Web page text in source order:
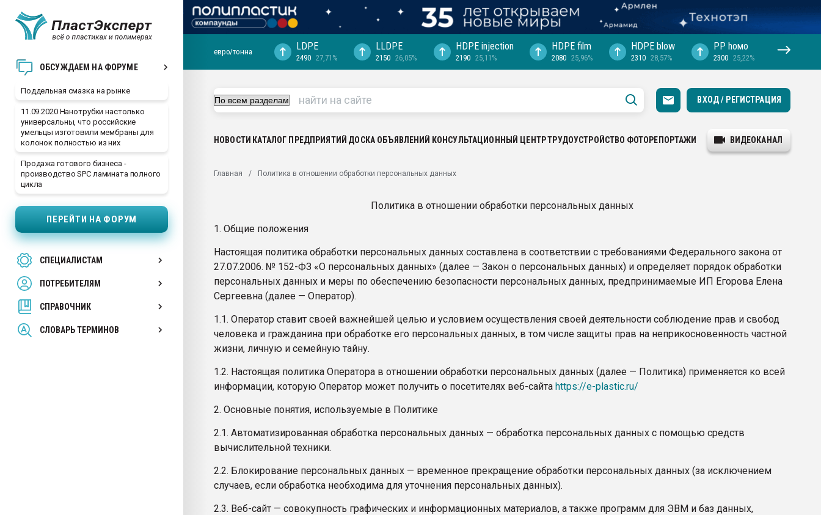
ОБСУЖДАЕМ НА ФОРУМЕ
Поддельная смазка на рынке
11.09.2020 Нанотрубки настолько
универсальны, что российские
умельцы изготовили мембраны для
колонок полностью из них
Продажа готового бизнеса -
производство SPC ламината полного
цикла
ПЕРЕЙТИ НА ФОРУМ
СПЕЦИАЛИСТАМ
ПОТРЕБИТЕЛЯМ
СПРАВОЧНИК
СЛОВАРЬ ТЕРМИНОВ
ближайшее подмосковье, с.-в.
Подмосковье, Москва
первый план в переработке
28.07.2026 "Технониколь" довольна
Материал поверхности пуансона для
Продам отходы Композиция
поликарбоната и АБС-пластика
Armaloy PC/ABS-1IM черный цвет
ПЕРЕЙТИ НА ФОРУМ
евро/тонна LDPE
2490 27,71%
LLDPE
2150 26,05%
HDPE injection
2190 25,11%
HDPE film
2080 25,96%
HDPE blow
2310 28,57%
PP hомо
2300 25,22%
ВХОД / РЕГИСТРАЦИЯ
НОВОСТИ КАТАЛОГ ПРЕДПРИЯТИЙ ДОСКА ОБЪЯВЛЕНИЙ КОНСУЛЬТАЦИОННЫЙ ЦЕНТРТРУДОУСТРОЙСТВО ФОТОРЕПОРТАЖИ ВИДЕОКАНАЛ
Главная Политика в отношении обработки персональных данных
Политика в отношении обработки персональных данных
1. Общие положения
Настоящая политика обработки персональных данных составлена в соответствии с требованиями Федерального закона от
27.07.2006. № 152-ФЗ «О персональных данных» (далее — Закон о персональных данных) и определяет порядок обработки
персональных данных и меры по обеспечению безопасности персональных данных, предпринимаемые ИП Егорова Елена
Сергеевна (далее — Оператор).
1.1. Оператор ставит своей важнейшей целью и условием осуществления своей деятельности соблюдение прав и свобод
человека и гражданина при обработке его персональных данных, в том числе защиты прав на неприкосновенность частной
жизни, личную и семейную тайну.
1.2. Настоящая политика Оператора в отношении обработки персональных данных (далее — Политика) применяется ко всей
информации, которую Оператор может получить о посетителях веб-сайта https://e-plastic.ru/
2. Основные понятия, используемые в Политике
2.1. Автоматизированная обработка персональных данных — обработка персональных данных с помощью средств
вычислительной техники.
2.2. Блокирование персональных данных — временное прекращение обработки персональных данных (за исключением
случаев, если обработка необходима для уточнения персональных данных).
2.3. Веб-сайт — совокупность графических и информационных материалов, а также программ для ЭВМ и баз данных,